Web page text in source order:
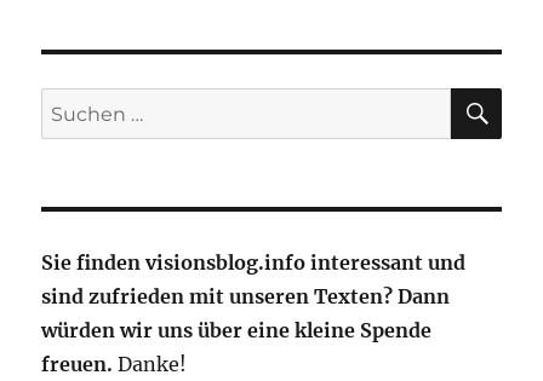
an
Weihnachten
2021?
Suche
nach:
Sie finden visionsblog.info interessant und
sind zufrieden mit unseren Texten? Dann
würden wir uns über eine kleine Spende
freuen. Danke!